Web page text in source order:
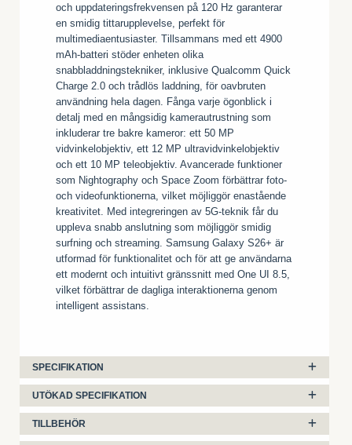
och uppdateringsfrekvensen på 120 Hz garanterar
en smidig tittarupplevelse, perfekt för
multimediaentusiaster. Tillsammans med ett 4900
mAh-batteri stöder enheten olika
snabbladdningstekniker, inklusive Qualcomm Quick
Charge 2.0 och trådlös laddning, för oavbruten
användning hela dagen. Fånga varje ögonblick i
detalj med en mångsidig kamerautrustning som
inkluderar tre bakre kameror: ett 50 MP
vidvinkelobjektiv, ett 12 MP ultravidvinkelobjektiv
och ett 10 MP teleobjektiv. Avancerade funktioner
som Nightography och Space Zoom förbättrar foto-
och videofunktionerna, vilket möjliggör enastående
kreativitet. Med integreringen av 5G-teknik får du
uppleva snabb anslutning som möjliggör smidig
surfning och streaming. Samsung Galaxy S26+ är
utformad för funktionalitet och för att ge användarna
ett modernt och intuitivt gränssnitt med One UI 8.5,
vilket förbättrar de dagliga interaktionerna genom
intelligent assistans.
SPECIFIKATION
UTÖKAD SPECIFIKATION
TILLBEHÖR